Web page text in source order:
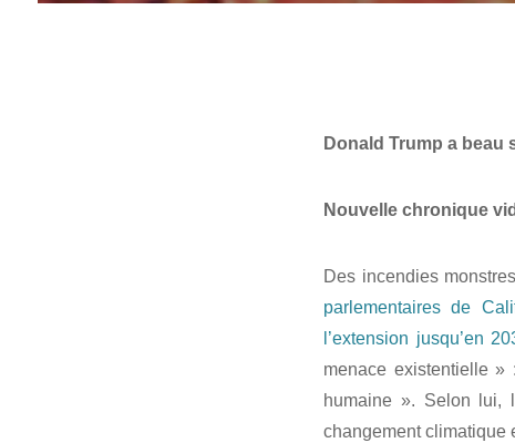
Donald Trump a beau
Nouvelle chronique
Des incendies
parlementaires de
l’extension jusqu’en
menace existentielle »
humaine ». Selon lui,
changement climatique